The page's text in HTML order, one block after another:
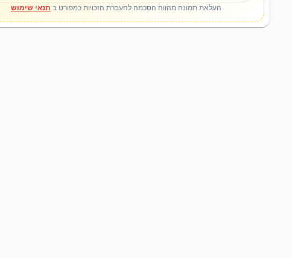
העלאת תמונה מהווה הסכמה להעברת הזכויות כמפורט ב תנאי שימוש